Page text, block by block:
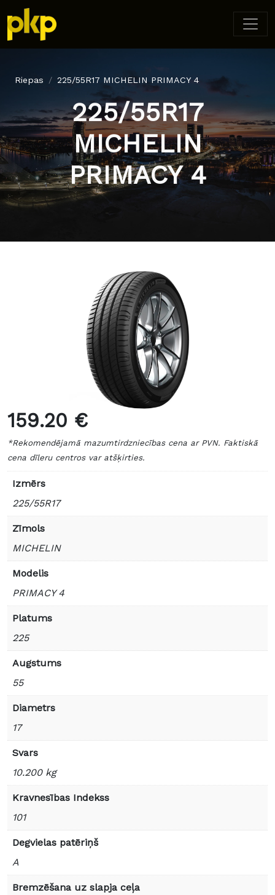
Riepas 225/55R17 MICHELIN PRIMACY 4
225/55R17
MICHELIN
PRIMACY 4
159.20 €
*Rekomendējamā mazumtirdzniecības cena ar PVN. Faktiskā
cena dīleru centros var atšķirties.
Izmērs
225/55R17
Zīmols
MICHELIN
Modelis
PRIMACY 4
Platums
225
Augstums
55
Diametrs
17
Svars
10.200 kg
Kravnesības Indekss
101
Degvielas patēriņš
A
Bremzēšana uz slapja ceļa